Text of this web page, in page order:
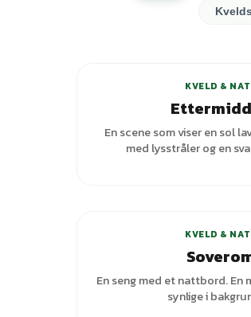
KVELD &
En scene som viser en sol
med lysstråler og en
KVELD &
En seng med et nattbord. En
synlige i